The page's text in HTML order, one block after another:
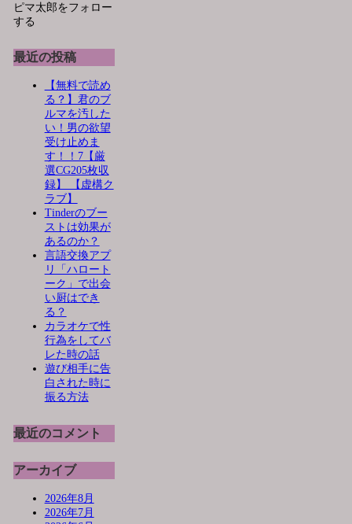
ピマ太郎をフォロー
する
最近の投稿
【無料で読め
る？】君のブ
ルマを汚した
い！男の欲望
受け止めま
す！！7【厳
選CG205枚収
録】 【虚構ク
ラブ】
Tinderのブー
ストは効果が
あるのか？
言語交換アプ
リ「ハロート
ーク」で出会
い厨はでき
る？
カラオケで性
行為をしてバ
レた時の話
遊び相手に告
白された時に
振る方法
最近のコメント
アーカイブ
2026年8月
2026年7月